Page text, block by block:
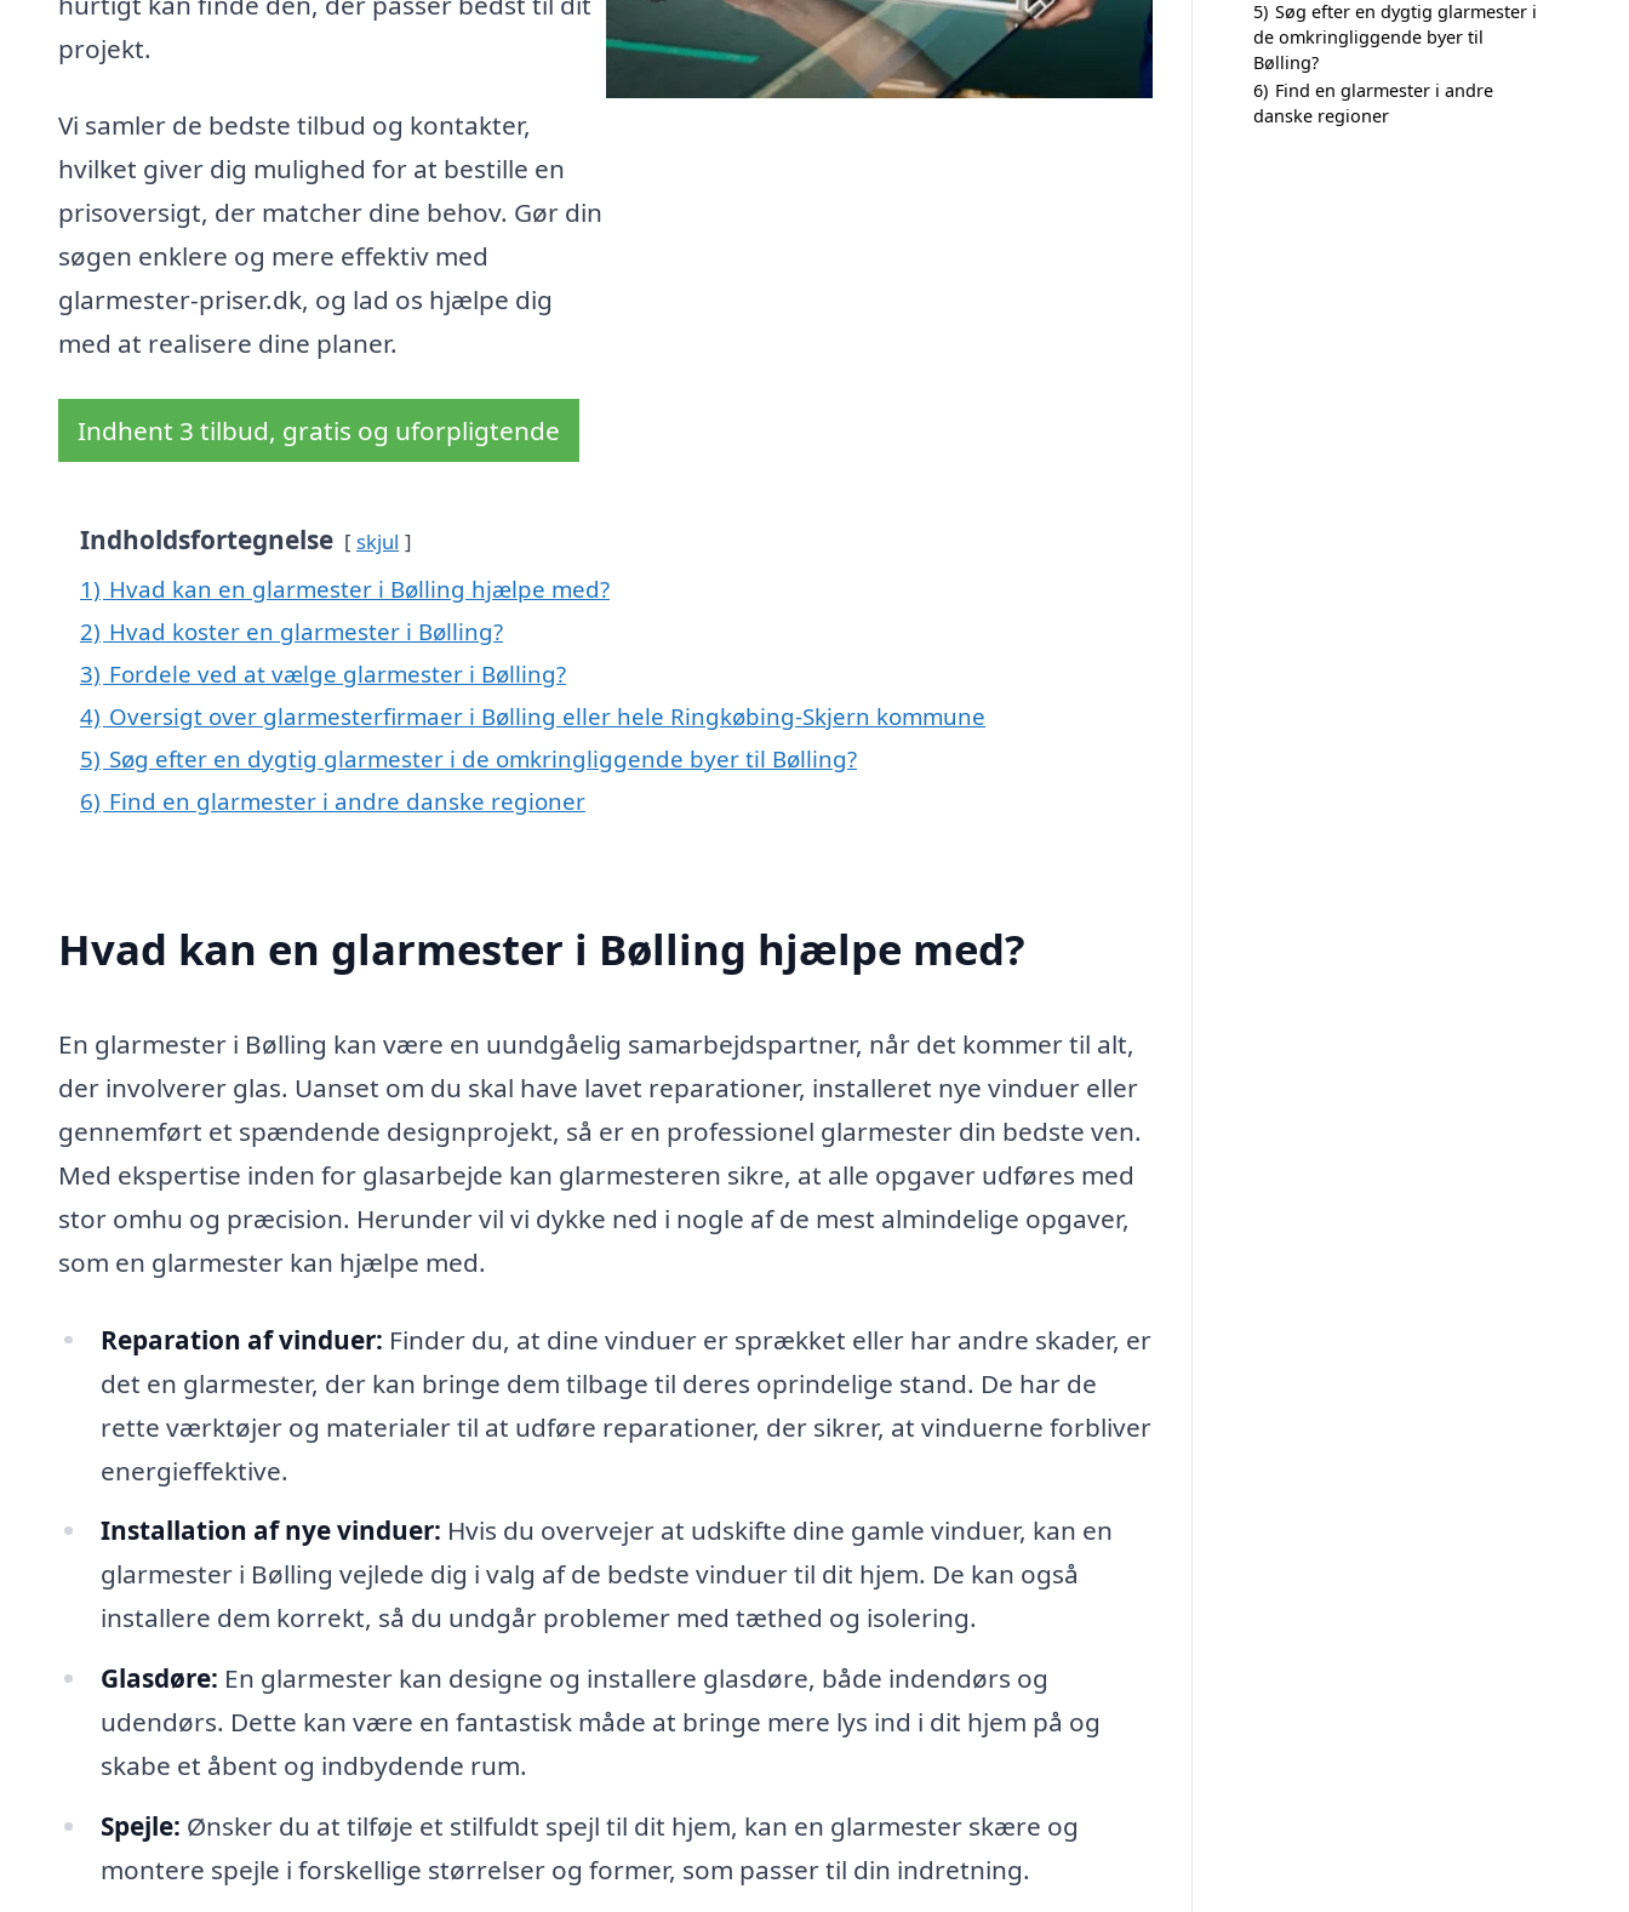
projekt.
Vi samler de bedste tilbud og kontakter,
hvilket giver dig mulighed for at bestille en
prisoversigt, der matcher dine behov. Gør din
søgen enklere og mere effektiv med
glarmester-priser.dk, og lad os hjælpe dig
med at realisere dine planer.
Indhent 3 tilbud, gratis og uforpligtende
Indholdsfortegnelse skjul
1) Hvad kan en glarmester i Bølling hjælpe med?
2) Hvad koster en glarmester i Bølling?
3) Fordele ved at vælge glarmester i Bølling?
4) Oversigt over glarmesterfirmaer i Bølling eller hele Ringkøbing-Skjern kommune
5) Søg efter en dygtig glarmester i de omkringliggende byer til Bølling?
6) Find en glarmester i andre danske regioner
Hvad kan en glarmester i Bølling hjælpe med?
En glarmester i Bølling kan være en uundgåelig samarbejdspartner, når det kommer til alt,
der involverer glas. Uanset om du skal have lavet reparationer, installeret nye vinduer eller
gennemført et spændende designprojekt, så er en professionel glarmester din bedste ven.
Med ekspertise inden for glasarbejde kan glarmesteren sikre, at alle opgaver udføres med
stor omhu og præcision. Herunder vil vi dykke ned i nogle af de mest almindelige opgaver,
som en glarmester kan hjælpe med.
Reparation af vinduer: Finder du, at dine vinduer er sprækket eller har andre skader, er
det en glarmester, der kan bringe dem tilbage til deres oprindelige stand. De har de
rette værktøjer og materialer til at udføre reparationer, der sikrer, at vinduerne forbliver
energieffektive.
Installation af nye vinduer: Hvis du overvejer at udskifte dine gamle vinduer, kan en
glarmester i Bølling vejlede dig i valg af de bedste vinduer til dit hjem. De kan også
installere dem korrekt, så du undgår problemer med tæthed og isolering.
Glasdøre: En glarmester kan designe og installere glasdøre, både indendørs og
udendørs. Dette kan være en fantastisk måde at bringe mere lys ind i dit hjem på og
skabe et åbent og indbydende rum.
Spejle: Ønsker du at tilføje et stilfuldt spejl til dit hjem, kan en glarmester skære og
montere spejle i forskellige størrelser og former, som passer til din indretning.
5) Søg efter en dygtig glarmester i
de omkringliggende byer til
Bølling?
6) Find en glarmester i andre
danske regioner